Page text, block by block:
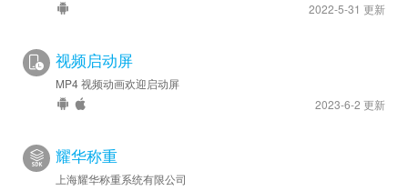
2022-5-31 更新
视频启动屏
MP4 视频动画欢迎启动屏
2023-6-2 更新
耀华称重
上海耀华称重系统有限公司